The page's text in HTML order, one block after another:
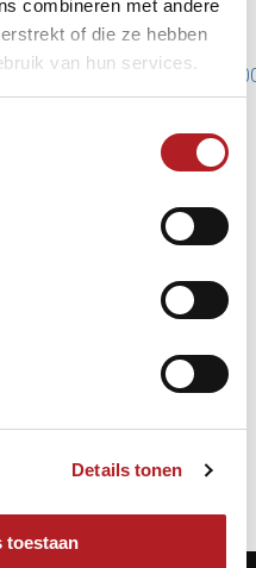
combineren met andere
of die ze hebben
van hun services.
Details tonen
toestaan
vinden:
solutions/articles/
dan kun je ze stellen
case you have further
het NK Pool Dames 2023